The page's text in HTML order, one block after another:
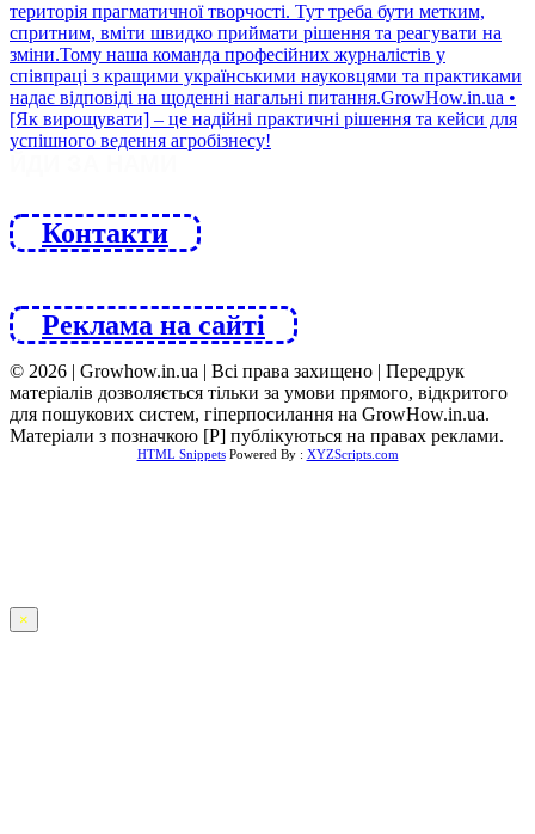
Контакти
Реклама на сайті
© 2026 | Growhow.in.ua | Всі права захищено | Передрук
матеріалів дозволяється тільки за умови прямого, відкритого
для пошукових систем, гіперпосилання на GrowHow.in.ua.
Матеріали з позначкою [Р] публікуються на правах реклами.
HTML SnippetsPowered By : XYZScripts.com
×